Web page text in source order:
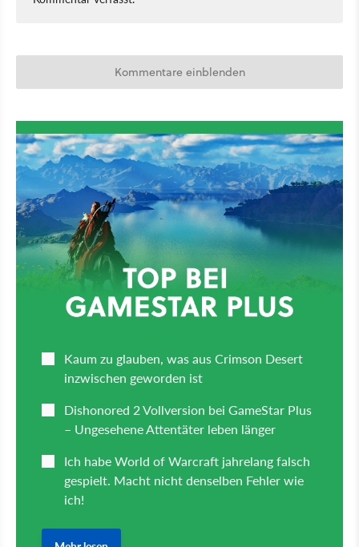
Kommentare einblenden